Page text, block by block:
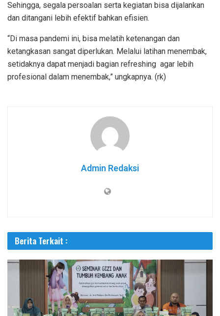
Sehingga, segala persoalan serta kegiatan bisa dijalankan
dan ditangani lebih efektif bahkan efisien.
“Di masa pandemi ini, bisa melatih ketenangan dan
ketangkasan sangat diperlukan. Melalui latihan menembak,
setidaknya dapat menjadi bagian refreshing agar lebih
profesional dalam menembak,” ungkapnya. (rk)
Admin Redaksi
Berita Terkait :